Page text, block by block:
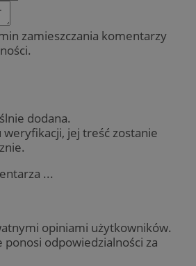
zamieszczania komentarzy
dodana.
jej treść zostanie
...
opiniami użytkowników.
odpowiedzialności za